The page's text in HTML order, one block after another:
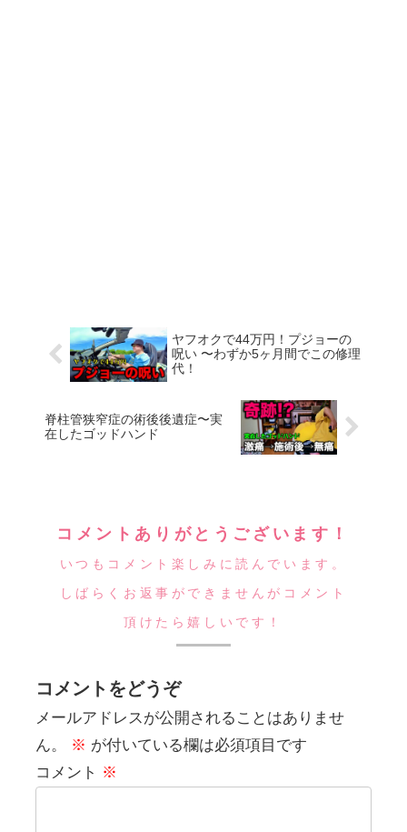
ヤフオクで44万円！プジョーの
呪い 〜わずか5ヶ月間でこの修理
代！
脊柱管狭窄症の術後後遺症〜実
在したゴッドハンド
コメントありがとうございます！
いつもコメント楽しみに読んでいます。
しばらくお返事ができませんがコメント
頂けたら嬉しいです！
コメントをどうぞ
メールアドレスが公開されることはありませ
ん。
※ が付いている欄は必須項目です
コメント ※